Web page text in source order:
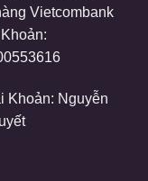
Vietcombank
Khoản: Nguyễn